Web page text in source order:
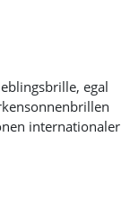
egal
internationaler